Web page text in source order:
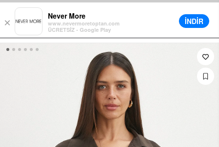
×
Never More
www.nevermoretoptan.com
ÜCRETSİZ - Google Play
İNDİR
Sepette Ek %5 İndirim